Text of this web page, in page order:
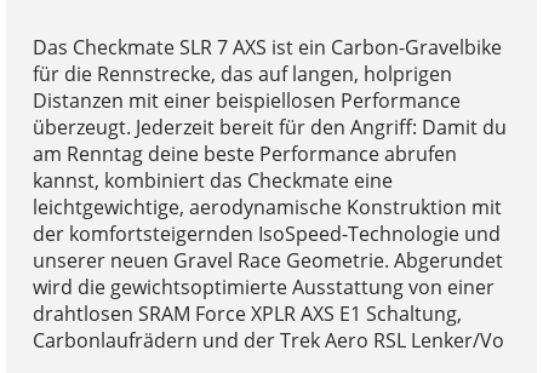
Das Checkmate SLR 7 AXS ist ein Carbon-Gravelbike
für die Rennstrecke, das auf langen, holprigen
Distanzen mit einer beispiellosen Performance
überzeugt. Jederzeit bereit für den Angriff: Damit du
am Renntag deine beste Performance abrufen
kannst, kombiniert das Checkmate eine
leichtgewichtige, aerodynamische Konstruktion mit
der komfortsteigernden IsoSpeed-Technologie und
unserer neuen Gravel Race Geometrie. Abgerundet
wird die gewichtsoptimierte Ausstattung von einer
drahtlosen SRAM Force XPLR AXS E1 Schaltung,
Carbonlaufrädern und der Trek Aero RSL Lenker/Vo